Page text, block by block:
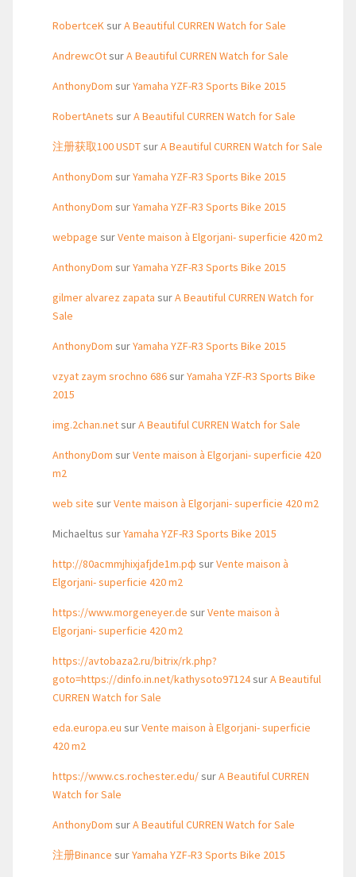
RobertceKsurA Beautiful CURREN Watch for Sale
AndrewcOtsurA Beautiful CURREN Watch for Sale
AnthonyDom surYamaha YZF-R3 Sports Bike 2015
RobertAnets surA Beautiful CURREN Watch for Sale
注册获取100 USDTsurA Beautiful CURREN Watch for Sale
AnthonyDom surYamaha YZF-R3 Sports Bike 2015
AnthonyDom surYamaha YZF-R3 Sports Bike 2015
webpage surVente maison à Elgorjani- superficie 420 m2
AnthonyDom surYamaha YZF-R3 Sports Bike 2015
gilmer alvarez zapata surA Beautiful CURREN Watch for
Sale
AnthonyDom surYamaha YZF-R3 Sports Bike 2015
vzyat zaym srochno 686surYamaha YZF-R3 Sports Bike
2015
img.2chan.netsurA Beautiful CURREN Watch for Sale
AnthonyDom surVente maison à Elgorjani- superficie 420
m2
web site surVente maison à Elgorjani- superficie 420 m2
Michaeltus surYamaha YZF-R3 Sports Bike 2015
http://80acmmjhixjafjde1m.рф surVente maison à
Elgorjani- superficie 420 m2
https://www.morgeneyer.de surVente maison à
Elgorjani- superficie 420 m2
https://avtobaza2.ru/bitrix/rk.php?
goto=https://dinfo.in.net/kathysoto97124surA Beautiful
CURREN Watch for Sale
eda.europa.eu surVente maison à Elgorjani- superficie
420 m2
https://www.cs.rochester.edu/surA Beautiful CURREN
Watch for Sale
AnthonyDom surA Beautiful CURREN Watch for Sale
注册Binance surYamaha YZF-R3 Sports Bike 2015